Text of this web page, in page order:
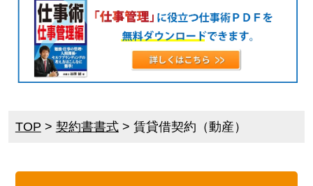
TOP > 契約書書式> 賃貸借契約（動産）